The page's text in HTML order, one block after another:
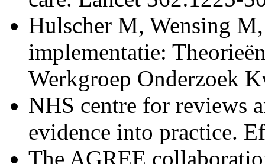
Hulscher M, Wensing
implementatie:
Werkgroep Onderzoek
NHS centre for reviews
evidence into practice.
The AGREE